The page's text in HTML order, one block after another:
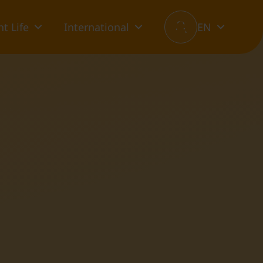
Life International EN